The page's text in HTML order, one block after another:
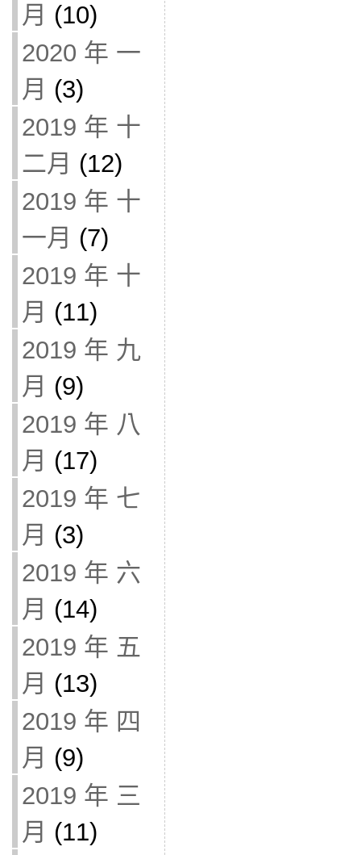
月 (10)
2020 年 一
月 (3)
2019 年 十
二月 (12)
2019 年 十
一月 (7)
2019 年 十
月 (11)
2019 年 九
月 (9)
2019 年 八
月 (17)
2019 年 七
月 (3)
2019 年 六
月 (14)
2019 年 五
月 (13)
2019 年 四
月 (9)
2019 年 三
月 (11)